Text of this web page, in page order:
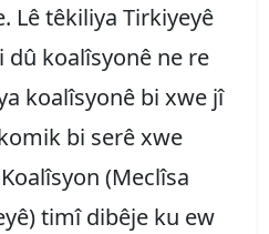
Lê têkiliya Tirkiyeyê
koalîsyonê ne re
koalîsyonê bi xwe jî
bi serê xwe
(Meclîsa
timî dibêje ku ew